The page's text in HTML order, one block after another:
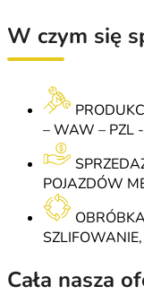
W czym się
– WAW – PZL
POJAZDÓW
Cała nasza